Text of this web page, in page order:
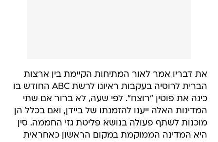
את דבריו אמר לאור המתיחות הקיימת בין ארצות
הברית לרוסיה בעקבות ראיונו לרשת ABC החודש בו
כינה את פוטין "רוצח". לפי שעה, לא ברור אם שתי
המדינות האלה ייענו להזמנתו של ביידן, ואם בכלל הן
מוכנות לשתף פעולה בנושא פליטת גזי החממה. סין
היא המדינה הממוקמת במקום הראשון כאחראית